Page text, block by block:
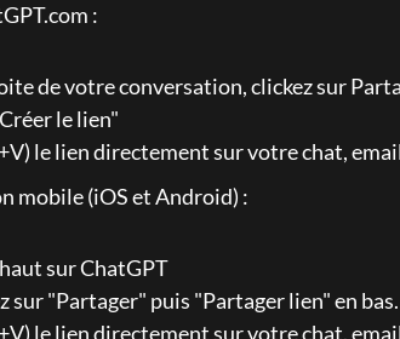
:
de votre conversation, clickez sur
le lien"
le lien directement sur votre chat,
mobile (iOS et Android) :
sur ChatGPT
sur "Partager" puis "Partager lien" en bas.
le lien directement sur votre chat,